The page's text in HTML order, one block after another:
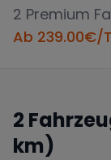
2 Premium
Ab 239.00€/
2
km)